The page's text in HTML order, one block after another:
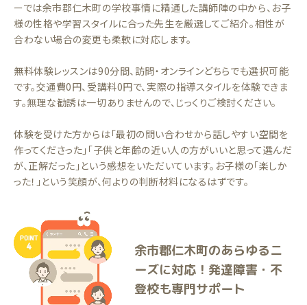
ーでは余市郡仁木町の学校事情に精通した講師陣の中から、お子
様の性格や学習スタイルに合った先生を厳選してご紹介。相性が
合わない場合の変更も柔軟に対応します。
無料体験レッスンは90分間、訪問・オンラインどちらでも選択可能
です。交通費0円、受講料0円で、実際の指導スタイルを体験できま
す。無理な勧誘は一切ありませんので、じっくりご検討ください。
体験を受けた方からは「最初の問い合わせから話しやすい空間を
作ってくださった」「子供と年齢の近い人の方がいいと思って選んだ
が、正解だった」という感想をいただいています。お子様の「楽しか
った！」という笑顔が、何よりの判断材料になるはずです。
余市郡仁木町のあらゆるニ
ーズに対応！発達障害・不
登校も専門サポート